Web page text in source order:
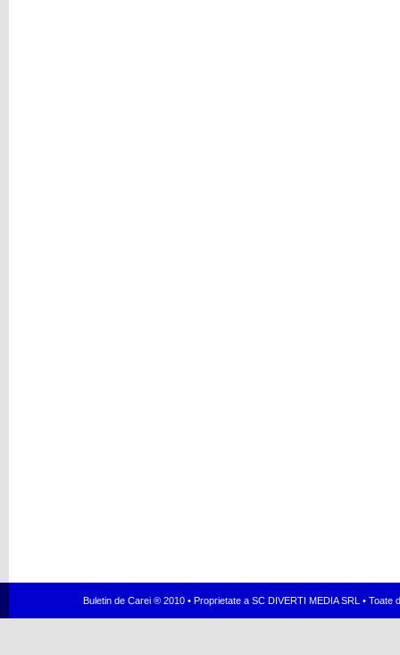
Buletin de Carei ® 2010 • Proprietate a SC DIVERTI MEDIA SRL •